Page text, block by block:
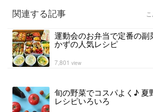
関連する記事
運動会のお弁当で定番の副
かずの人気レシピ
7,801 view
旬の野菜でコスパよく♪ 夏
レシピいろいろ